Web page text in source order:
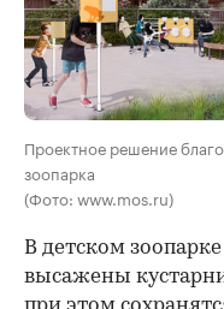
Проектное решение
зоопарка
(Фото: www.mos.ru)
В детском
высажены